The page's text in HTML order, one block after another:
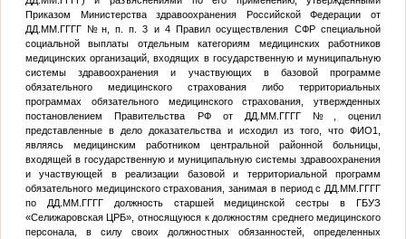
Приказом Министерства здравоохранения Российской Федерации от
ДД.ММ.ГГГГ № н, п. п. 3 и 4 Правил осуществления СФР специальной
социальной выплаты отдельным категориям медицинских работников
медицинских организаций, входящих в государственную и муниципальную
системы здравоохранения и участвующих в базовой программе
обязательного медицинского страхования либо территориальных
программах обязательного медицинского страхования, утвержденных
постановлением Правительства РФ от ДД.ММ.ГГГГ №
, оценил
представленные в дело доказательства и исходил из того, чтоФИО1
являясь медицинским работником центральной районной больницы,
входящей в государственную и муниципальную системы здравоохранения
и участвующей в реализации базовой и территориальной программ
обязательного медицинского страхования, занимая в период с ДД.ММ.ГГГГ
по ДД.ММ.ГГГГдолжность старшей медицинской сестры в ГБУЗ
«Селижаровская ЦРБ», относящуюся к должностям среднего медицинского
персонала, в силу своих должностных обязанностей, определенных